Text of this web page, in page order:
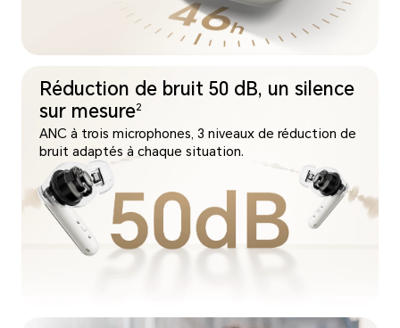
Réduction de bruit 50 dB, un silence
sur mesure2
ANC à trois microphones, 3 niveaux de réduction de
bruit adaptés à chaque situation.